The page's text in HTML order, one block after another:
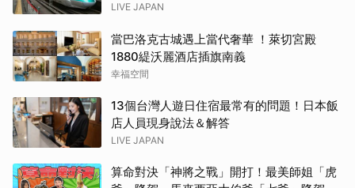
LIVE JAPAN
當巴洛克古城遇上當代奢華 ！萊切宮殿
1880緹沃麗酒店插旗南義
幸福空間
13個台灣人遊日住宿最常有的問題！日本飯
店人員現身說法＆解答
LIVE JAPAN
算命對決「神將之戰」開打！最美師姐「虎